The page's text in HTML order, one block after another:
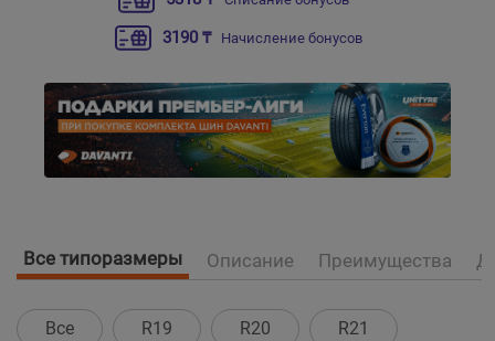
3190 ₸ Начисление бонусов
Все типоразмеры Описание Преимущества
Все R19 R20
R21